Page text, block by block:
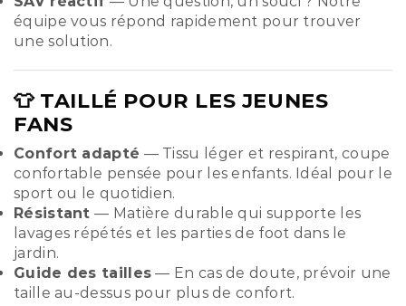
équipe vous répond rapidement pour trouver
une solution.
👕 TAILLÉ POUR LES JEUNES
FANS
Confort adapté — Tissu léger et respirant, coupe
confortable pensée pour les enfants. Idéal pour le
sport ou le quotidien.
Résistant — Matière durable qui supporte les
lavages répétés et les parties de foot dans le
jardin.
Guide des tailles — En cas de doute, prévoir une
taille au-dessus pour plus de confort.